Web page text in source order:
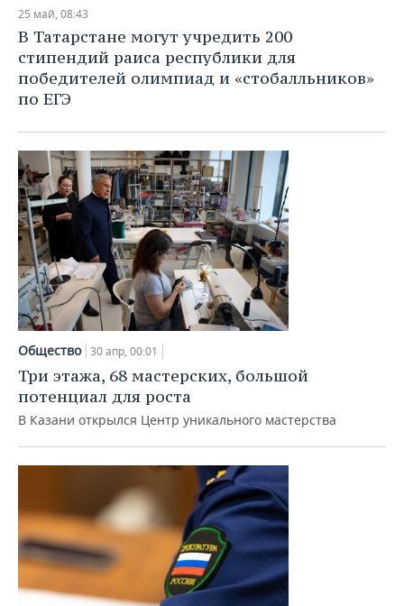
НЕФТЕХИМИЯ
НЕФТЬ
ОПК
ЭНЕРГЕТИКА
РОЗНИЧНАЯ ТОРГОВЛЯ
ТРАНСПОРТ
НОВОСТИ ТЕХНОЛОГИЙ
IT
ТЕЛЕКОММУНИКАЦИИ
МЕРОПРИЯТИЯ
НОВОСТИ МЕРОПРИЯТИЙ
БИЗНЕС-БРАНЧИ
ONLINE-КОНФЕРЕНЦИИ
ОТКРЫТАЯ ЛЕКЦИЯ
СПОРТ
ФУТБОЛ
ХОККЕЙ
БАСКЕТБОЛ
ВОЛЕЙБОЛ
КИБЕРСПОРТ
ВОДНЫЕ ВИДЫ СПОРТА
ХОККЕЙ С МЯЧОМ
НОВОСТИ ОБЩЕСТВА
ВЛАСТЬ
ИНФРАСТРУКТУРА
ИСТОРИЯ
КУЛЬТУРА
ОБРАЗОВАНИЕ
ПРОИСШЕСТВИЯ
ФОТОГАЛЕРЕЯ
СЮЖЕТЫ
СПРАВОЧНИК
СПИСОК ПЕРСОН
СПИСОК КОМПАНИЙ
ПОЛНАЯ ВЕРСИЯ
25 май, 08:43
В Татарстане могут учредить 200
стипендий раиса республики для
победителей олимпиад и «стобалльников»
по ЕГЭ
Общество 30 апр, 00:01
Три этажа, 68 мастерских, большой
потенциал для роста
В Казани открылся Центр уникального мастерства